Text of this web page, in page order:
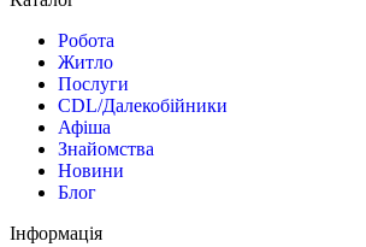
Робота
Житло
Послуги
CDL/Далекобійники
Афіша
Знайомства
Новини
Блог
Інформація